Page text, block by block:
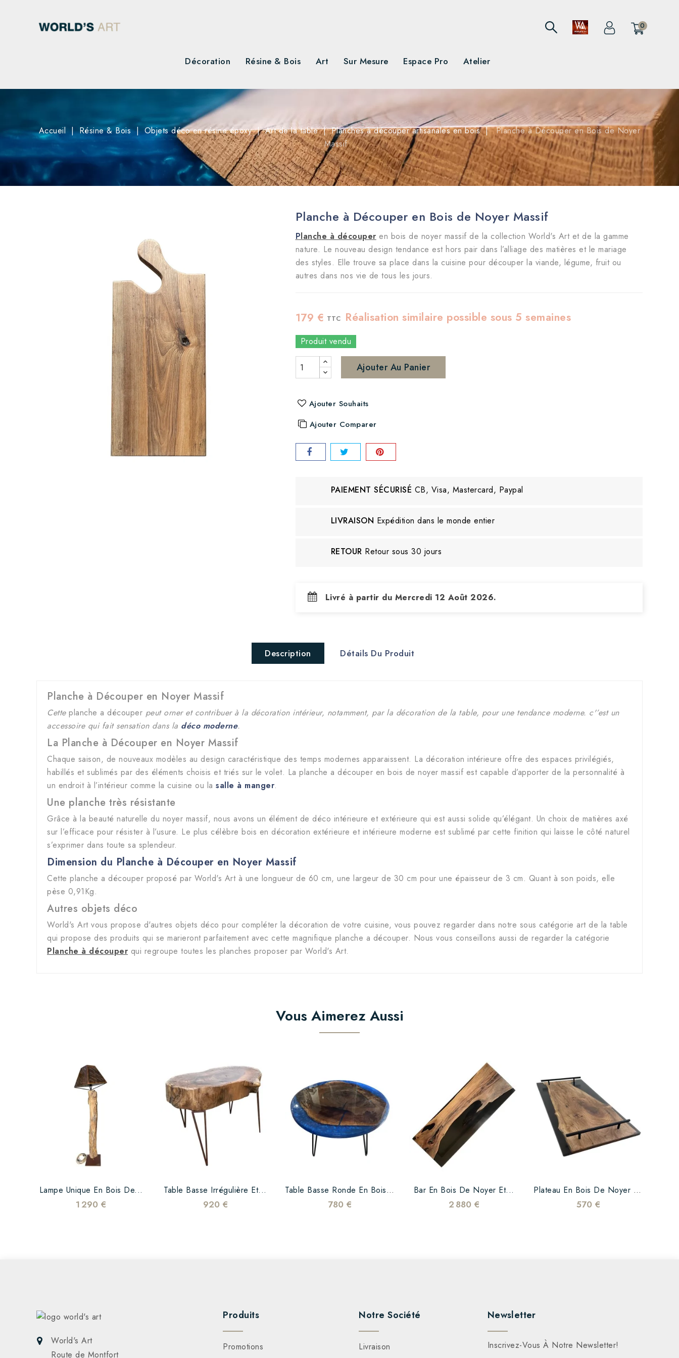
0
Décoration Résine & Bois Art Sur Mesure Espace Pro Atelier
Accueil Résine & Bois Objets déco en résine époxy Art de la table Planches à découper artisanales en bois
Planche à Découper en Bois de Noyer
Massif
Planche à Découper en Bois de Noyer Massif
Planche à découper en bois de noyer massif de la collection World's Art et de la gamme
nature. Le nouveau design tendance est hors pair dans l’alliage des matières et le mariage
des styles. Elle trouve sa place dans la cuisine pour découper la viande, légume, fruit ou
autres dans nos vie de tous les jours.
179 € TTC Réalisation similaire possible sous 5 semaines
Produit vendu
Ajouter Au Panier
Ajouter Souhaits
Ajouter Comparer
PAIEMENT SÉCURISÉ CB, Visa, Mastercard, Paypal
LIVRAISON Expédition dans le monde entier
RETOUR Retour sous 30 jours
Livré à partir du Mercredi 12 Août 2026.
Description Détails Du Produit
Planche à Découper en Noyer Massif
Cette planche a découper peut orner et contribuer à la décoration intérieur, notamment, par la décoration de la table, pour une tendance moderne. c'’est un
accessoire qui fait sensation dans la déco moderne.
La Planche à Découper en Noyer Massif
Chaque saison, de nouveaux modèles au design caractéristique des temps modernes apparaissent. La décoration intérieure offre des espaces privilégiés,
habillés et sublimés par des éléments choisis et triés sur le volet. La planche a découper en bois de noyer massif est capable d’apporter de la personnalité à
un endroit à l’intérieur comme la cuisine ou la salle à manger.
Une planche très résistante
Grâce à la beauté naturelle du noyer massif, nous avons un élément de déco intérieure et extérieure qui est aussi solide qu’élégant. Un choix de matières axé
sur l’efficace pour résister à l’usure. Le plus célèbre bois en décoration extérieure et intérieure moderne est sublimé par cette finition qui laisse le côté naturel
s’exprimer dans toute sa splendeur.
Dimension du Planche à Découper en Noyer Massif
Cette planche a découper proposé par World's Art à une longueur de 60 cm, une largeur de 30 cm pour une épaisseur de 3 cm. Quant à son poids, elle
pèse 0,91Kg.
Autres objets déco
World's Art vous propose d'autres objets déco pour compléter la décoration de votre cuisine, vous pouvez regarder dans notre sous catégorie art de la table
qui propose des produits qui se marieront parfaitement avec cette magnifique planche a découper. Nous vous conseillons aussi de regarder la catégorie
Planche à découper qui regroupe toutes les planches proposer par World's Art.
Vous Aimerez Aussi
Lampe Unique En Bois De...
1 290 €
Table Basse Irrégulière Et...
920 €
Table Basse Ronde En Bois...
780 €
Bar En Bois De Noyer Et...
2 880 €
Plateau En Bois De Noyer Et...
570 €
World's Art
Route de Montfort
Produits
Promotions
Notre Société
Livraison
Newsletter
Inscrivez-Vous À Notre Newsletter!